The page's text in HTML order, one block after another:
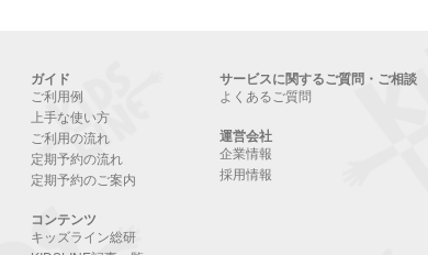
ガイド
ご利用例
上手な使い方
ご利用の流れ
定期予約の流れ
定期予約のご案内
コンテンツ
キッズライン総研
サービスに関するご質問・ご相談
よくあるご質問
運営会社
企業情報
採用情報